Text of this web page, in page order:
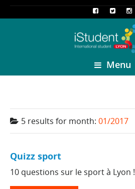
Menu
5 results for month: 01/2017
Quizz sport
10 questions sur le sport à Lyon !